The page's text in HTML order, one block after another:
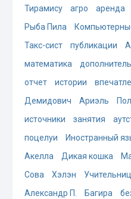
Тирамису
агро аренда
Рыба Пила
Такс-сист
публикации
математика
отчет
истории
Демидович
Ариэль
источники
занятия
поцелуи
Иностранный
Акелла
Дикая кошка
Сова
Хэлэн
Александр П.
Багира